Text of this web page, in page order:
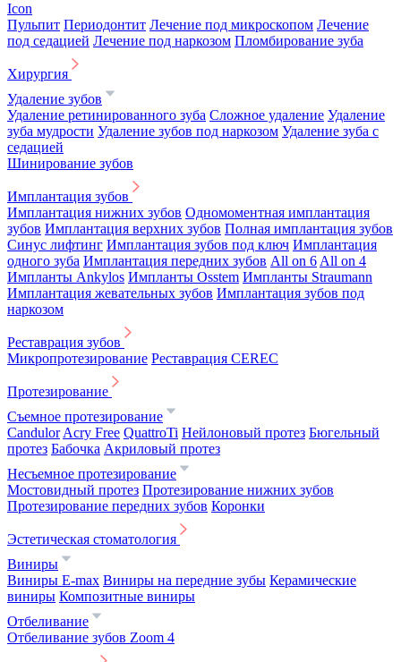
Icon
Пульпит Периодонтит Лечение под микроскопом Лечение
под седацией Лечение под наркозом Пломбирование зуба
Хирургия
Удаление зубов
Удаление ретинированного зуба Сложное удаление Удаление
зуба мудрости Удаление зубов под наркозом Удаление зуба с
седацией
Шинирование зубов
Имплантация зубов
Имплантация нижних зубов Одномоментная имплантация
зубов Имплантация верхних зубов Полная имплантация зубов
Синус лифтинг Имплантация зубов под ключ Имплантация
одного зуба Имплантация передних зубов All on 6 All on 4
Импланты Ankylos Импланты Osstem Импланты Straumann
Имплантация жевательных зубов Имплантация зубов под
наркозом
Реставрация зубов
Микропротезирование Реставрация CEREC
Протезирование
Съемное протезирование
Candulor Acry Free QuattroTi Нейлоновый протез Бюгельный
протез Бабочка Акриловый протез
Несъемное протезирование
Мостовидный протез Протезирование нижних зубов
Протезирование передних зубов Коронки
Эстетическая стоматология
Виниры
Виниры E-max Виниры на передние зубы Керамические
виниры Композитные виниры
Отбеливание
Отбеливание зубов Zoom 4